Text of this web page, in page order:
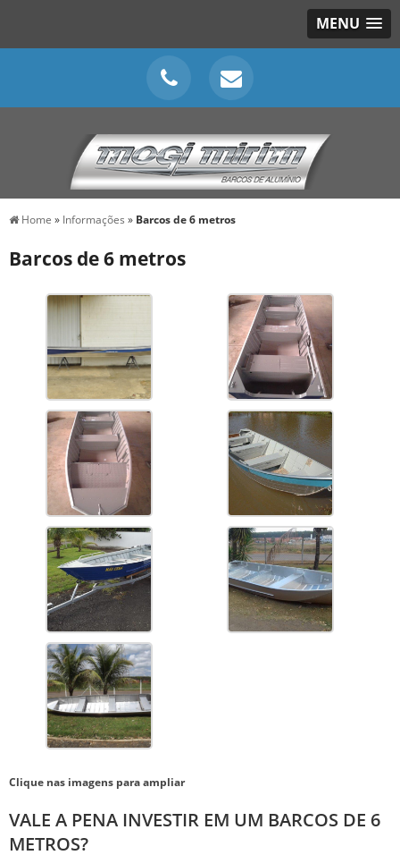
MENU
Home » Informações » Barcos de 6 metros
Barcos de 6 metros
Clique nas imagens para ampliar
VALE A PENA INVESTIR EM UM BARCOS DE 6
METROS?